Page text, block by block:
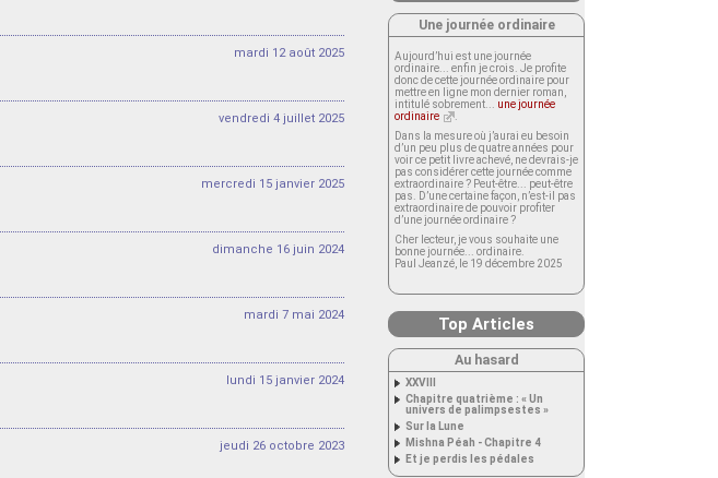
mardi 12 août 2025
vendredi 4 juillet 2025
mercredi 15 janvier 2025
dimanche 16 juin 2024
mardi 7 mai 2024
lundi 15 janvier 2024
jeudi 26 octobre 2023
Une journée ordinaire
Aujourd’hui est une journée
ordinaire... enfin je crois. Je profite
donc de cette journée ordinaire pour
mettre en ligne mon dernier roman,
intitulé sobrement... une journée
ordinaire
Dans la mesure où j’aurai eu besoin
d’un peu plus de quatre années pour
voir ce petit livre achevé, ne devrais-je
pas considérer cette journée comme
extraordinaire ? Peut-être... peut-être
pas. D’une certaine façon, n’est-il pas
extraordinaire de pouvoir profiter
d’une journée ordinaire ?
Cher lecteur, je vous souhaite une
bonne journée... ordinaire.
Paul Jeanzé, le 19 décembre 2025
Top Articles
Au hasard
XXVIII
Chapitre quatrième : « Un
univers de palimpsestes »
Sur la Lune
Mishna Péah - Chapitre 4
Et je perdis les pédales